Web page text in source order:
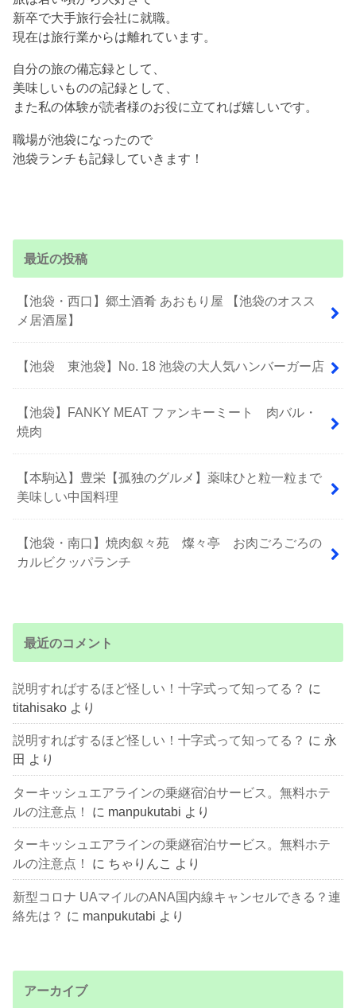
新卒で大手旅行会社に就職。
現在は旅行業からは離れています。
自分の旅の備忘録として、
美味しいものの記録として、
また私の体験が読者様のお役に立てれば嬉しいです。
職場が池袋になったので
池袋ランチも記録していきます！
最近の投稿
【池袋・西口】郷土酒肴 あおもり屋 【池袋のオスス
メ居酒屋】
【池袋 東池袋】No. 18 池袋の大人気ハンバーガー店
【池袋】FANKY MEAT ファンキーミート 肉バル・
焼肉
【本駒込】豊栄【孤独のグルメ】薬味ひと粒一粒まで
美味しい中国料理
【池袋・南口】焼肉叙々苑 燦々亭 お肉ごろごろの
カルビクッパランチ
最近のコメント
説明すればするほど怪しい！十字式って知ってる？ に
titahisako より
説明すればするほど怪しい！十字式って知ってる？ に 永
田 より
ターキッシュエアラインの乗継宿泊サービス。無料ホテ
ルの注意点！
に manpukutabi より
ターキッシュエアラインの乗継宿泊サービス。無料ホテ
ルの注意点！
に ちゃりんこ より
新型コロナ UAマイルのANA国内線キャンセルできる？連
絡先は？ に manpukutabi より
アーカイブ